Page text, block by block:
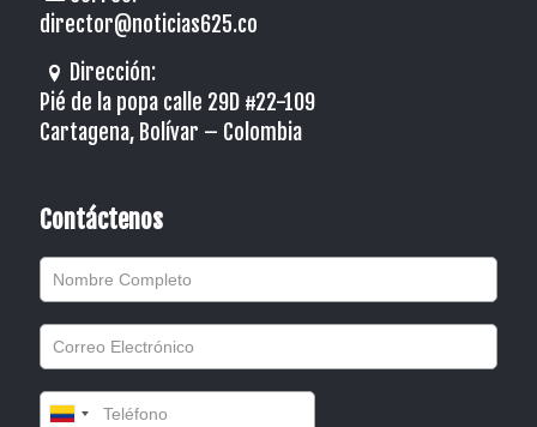
director@noticias625.co
Dirección:
Pié de la popa calle 29D #22-109
Cartagena, Bolívar – Colombia
Contáctenos